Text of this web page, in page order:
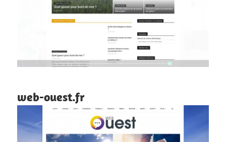
web-ouest.fr